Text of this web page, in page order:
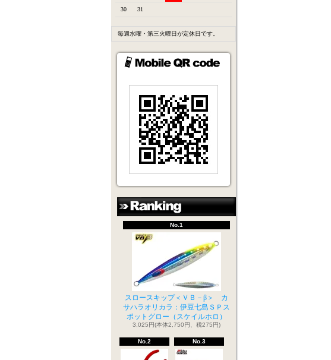
30 31
毎週水曜・第三火曜日が定休日です。
No.1
スロースキップ＜ＶＢ－β＞ カ
サハラオリカラ：伊豆七島ＳＰス
ポットグロー（スケイルホロ）
3,025円(本体2,750円、税275円)
No.2 No.3